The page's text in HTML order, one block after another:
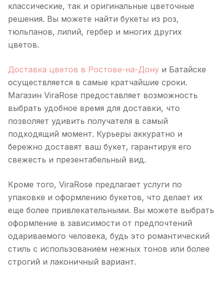
классические, так и оригинальные цветочные
решения. Вы можете найти букеты из роз,
тюльпанов, лилий, гербер и многих других
цветов.
Доставка цветов в Ростове-на-Дону и Батайске
осуществляется в самые кратчайшие сроки.
Магазин ViraRose предоставляет возможность
выбрать удобное время для доставки, что
позволяет удивить получателя в самый
подходящий момент. Курьеры аккуратно и
бережно доставят ваш букет, гарантируя его
свежесть и презентабельный вид.
Кроме того, ViraRose предлагает услуги по
упаковке и оформлению букетов, что делает их
еще более привлекательными. Вы можете выбрать
оформление в зависимости от предпочтений
одариваемого человека, будь это романтический
стиль с использованием нежных тонов или более
строгий и лаконичный вариант.